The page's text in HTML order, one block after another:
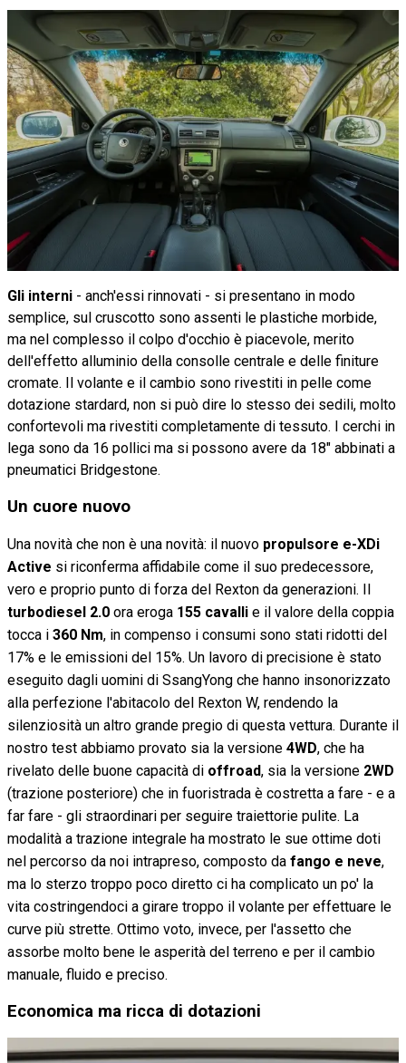
Gli interni - anch'essi rinnovati - si presentano in modo
semplice, sul cruscotto sono assenti le plastiche morbide,
ma nel complesso il colpo d'occhio è piacevole, merito
dell'effetto alluminio della consolle centrale e delle finiture
cromate. Il volante e il cambio sono rivestiti in pelle come
dotazione stardard, non si può dire lo stesso dei sedili, molto
confortevoli ma rivestiti completamente di tessuto. I cerchi in
lega sono da 16 pollici ma si possono avere da 18" abbinati a
pneumatici Bridgestone.
Un cuore nuovo
Una novità che non è una novità: il nuovo propulsore e-XDi
Active si riconferma affidabile come il suo predecessore,
vero e proprio punto di forza del Rexton da generazioni. Il
turbodiesel 2.0 ora eroga 155 cavalli e il valore della coppia
tocca i 360 Nm, in compenso i consumi sono stati ridotti del
17% e le emissioni del 15%. Un lavoro di precisione è stato
eseguito dagli uomini di SsangYong che hanno insonorizzato
alla perfezione l'abitacolo del Rexton W, rendendo la
silenziosità un altro grande pregio di questa vettura. Durante il
nostro test abbiamo provato sia la versione 4WD, che ha
rivelato delle buone capacità di offroad, sia la versione 2WD
(trazione posteriore) che in fuoristrada è costretta a fare - e a
far fare - gli straordinari per seguire traiettorie pulite. La
modalità a trazione integrale ha mostrato le sue ottime doti
nel percorso da noi intrapreso, composto da fango e neve,
ma lo sterzo troppo poco diretto ci ha complicato un po' la
vita costringendoci a girare troppo il volante per effettuare le
curve più strette. Ottimo voto, invece, per l'assetto che
assorbe molto bene le asperità del terreno e per il cambio
manuale, fluido e preciso.
Economica ma ricca di dotazioni